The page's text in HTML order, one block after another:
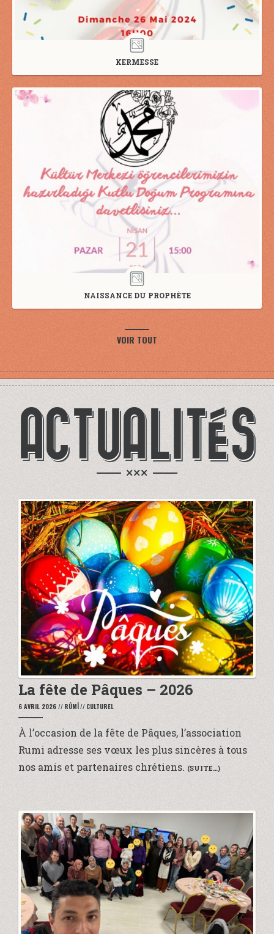
KERMESSE
NAISSANCE DU PROPHÈTE
VOIR TOUT
ACTUALITÉS
×××
La fête de Pâques – 2026
6 AVRIL 2026 // RÛMÎ// CULTUREL
À l’occasion de la fête de Pâques, l’association
Rumi adresse ses vœux les plus sincères à tous
nos amis et partenaires chrétiens. (SUITE…)